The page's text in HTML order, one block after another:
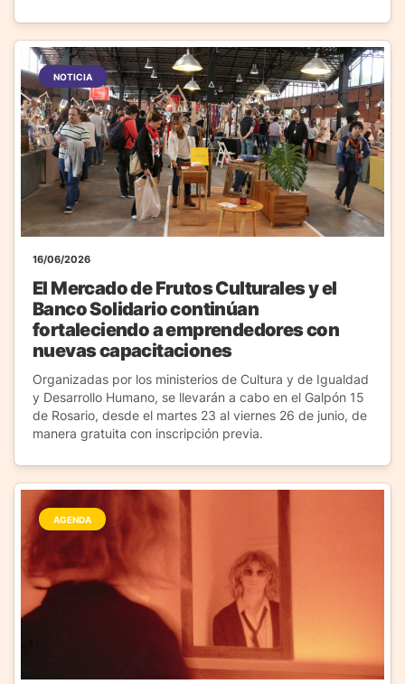
NOTICIA
16/06/2026
El Mercado de Frutos Culturales y el
Banco Solidario continúan
fortaleciendo a emprendedores con
nuevas capacitaciones
Organizadas por los ministerios de Cultura y de Igualdad
y Desarrollo Humano, se llevarán a cabo en el Galpón 15
de Rosario, desde el martes 23 al viernes 26 de junio, de
manera gratuita con inscripción previa.
AGENDA